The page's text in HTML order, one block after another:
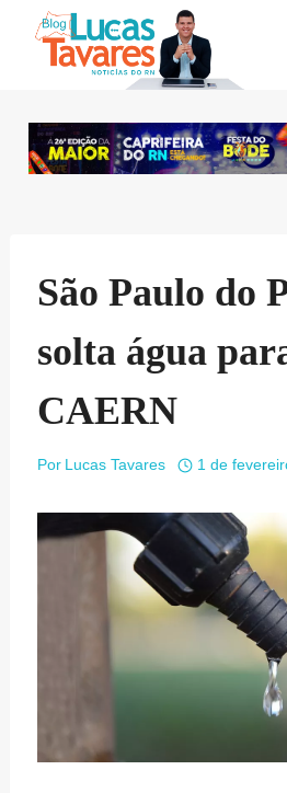
São Paulo do
solta água
CAERN
Por Lucas Tavares 1 de